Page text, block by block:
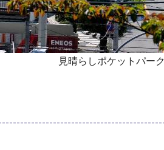
見晴らしポケットパーク